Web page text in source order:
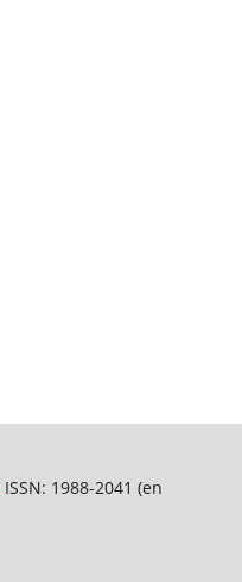
ISSN: 1988-2041 (en